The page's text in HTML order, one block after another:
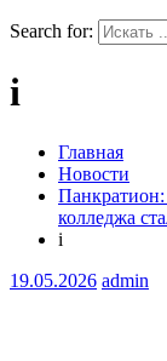
Search for:
i
Главная
Новости
Панкратион:
колледжа
i
19.05.2026 admin